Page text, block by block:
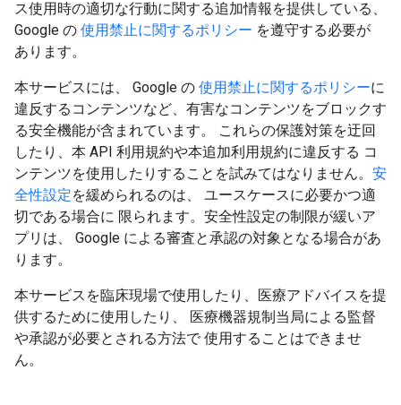
ス使用時の適切な行動に関する追加情報を提供している、
Google の 使用禁止に関するポリシー を遵守する必要が
あります。
本サービスには、 Google の 使用禁止に関するポリシーに
違反するコンテンツなど、有害なコンテンツをブロックす
る安全機能が含まれています。 これらの保護対策を迂回
したり、本 API 利用規約や本追加利用規約に違反する コ
ンテンツを使用したりすることを試みてはなりません。 安
全性設定を緩められるのは、 ユースケースに必要かつ適
切である場合に 限られます。安全性設定の制限が緩いア
プリは、 Google による審査と承認の対象となる場合があ
ります。
本サービスを臨床現場で使用したり、医療アドバイスを提
供するために使用したり、 医療機器規制当局による監督
や承認が必要とされる方法で 使用することはできませ
ん。